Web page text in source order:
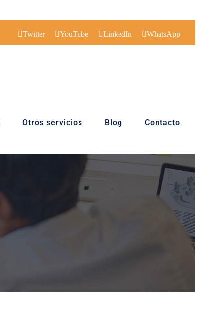
Twitter YouTube LinkedIn WhatsApp
Otros servicios Blog Contacto